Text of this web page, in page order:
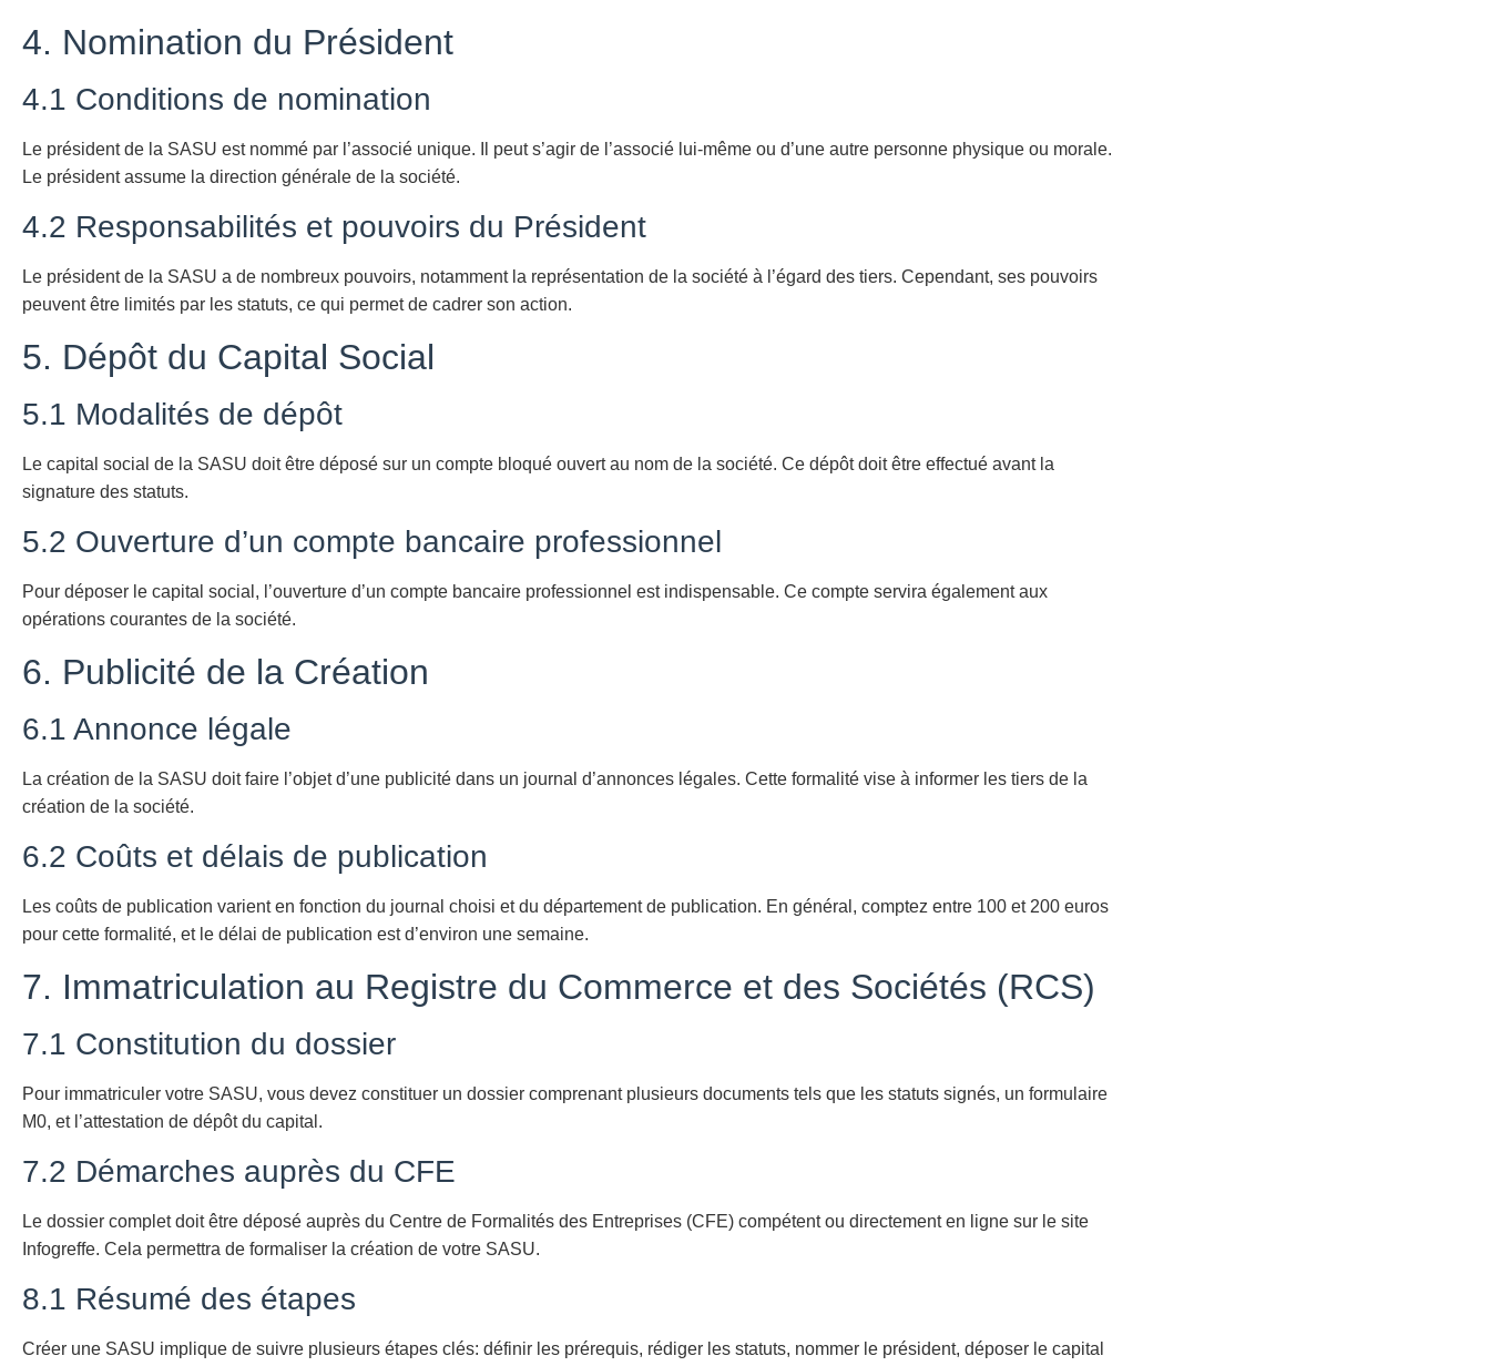
4. Nomination du Président
4.1 Conditions de nomination
Le président de la SASU est nommé par l’associé unique. Il peut s’agir de l’associé lui-même ou d’une autre personne physique ou morale.
Le président assume la direction générale de la société.
4.2 Responsabilités et pouvoirs du Président
Le président de la SASU a de nombreux pouvoirs, notamment la représentation de la société à l’égard des tiers. Cependant, ses pouvoirs
peuvent être limités par les statuts, ce qui permet de cadrer son action.
5. Dépôt du Capital Social
5.1 Modalités de dépôt
Le capital social de la SASU doit être déposé sur un compte bloqué ouvert au nom de la société. Ce dépôt doit être effectué avant la
signature des statuts.
5.2 Ouverture d’un compte bancaire professionnel
Pour déposer le capital social, l’ouverture d’un compte bancaire professionnel est indispensable. Ce compte servira également aux
opérations courantes de la société.
6. Publicité de la Création
6.1 Annonce légale
La création de la SASU doit faire l’objet d’une publicité dans un journal d’annonces légales. Cette formalité vise à informer les tiers de la
création de la société.
6.2 Coûts et délais de publication
Les coûts de publication varient en fonction du journal choisi et du département de publication. En général, comptez entre 100 et 200 euros
pour cette formalité, et le délai de publication est d’environ une semaine.
7. Immatriculation au Registre du Commerce et des Sociétés (RCS)
7.1 Constitution du dossier
Pour immatriculer votre SASU, vous devez constituer un dossier comprenant plusieurs documents tels que les statuts signés, un formulaire
M0, et l’attestation de dépôt du capital.
7.2 Démarches auprès du CFE
Le dossier complet doit être déposé auprès du Centre de Formalités des Entreprises (CFE) compétent ou directement en ligne sur le site
Infogreffe. Cela permettra de formaliser la création de votre SASU.
8.1 Résumé des étapes
Créer une SASU implique de suivre plusieurs étapes clés: définir les prérequis, rédiger les statuts, nommer le président, déposer le capital